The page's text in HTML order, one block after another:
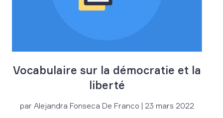
Vocabulaire sur la démocratie et la
liberté
par Alejandra Fonseca De Franco | 23 mars 2022